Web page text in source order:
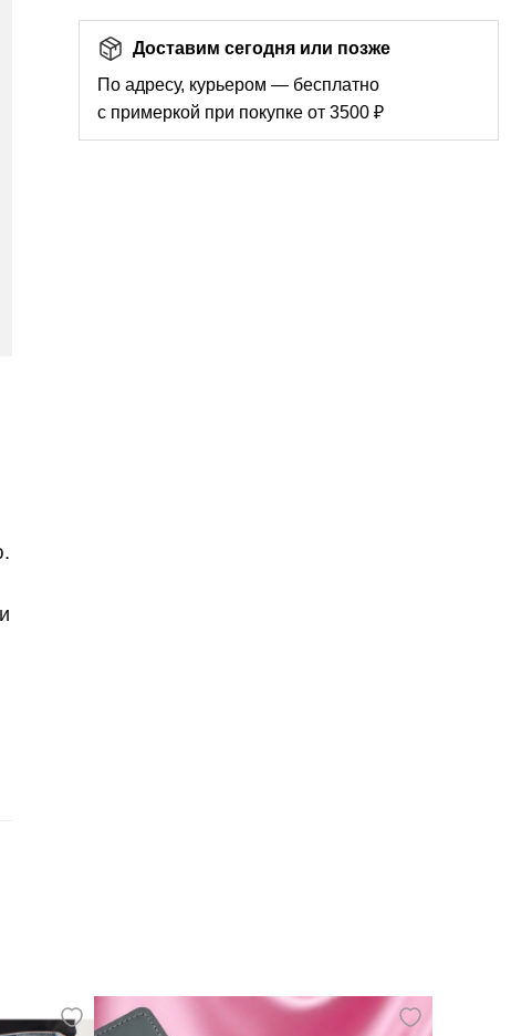
Доставим сегодня или позже
По адресу, курьером — бесплатно
с примеркой при покупке от 3500 ₽